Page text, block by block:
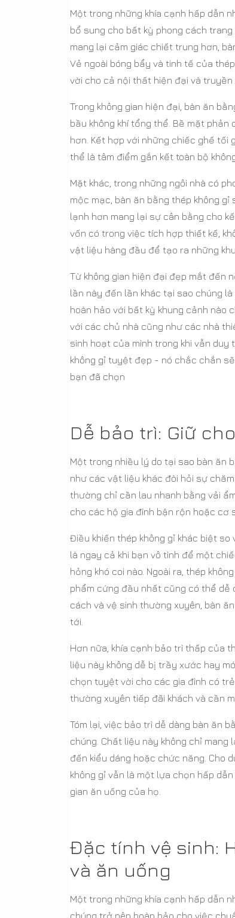
Một trong những khía cạnh hấp dẫn
bổ sung cho bất kỳ phong cách
mang lại cảm giác chiết trung hơn,
Vẻ ngoài bóng bẩy và tinh tế của
vời cho cả nội thất hiện đại và truyền
Trong không gian hiện đại, bàn ăn
bầu không khí tổng thể. Bề mặt phản
hơn. Kết hợp với những chiếc ghế tối
thể là tâm điểm gắn kết toàn bộ
Mặt khác, trong những ngôi nhà có
mộc mạc, bàn ăn bằng thép không
lạnh hơn mang lại sự cân bằng cho
vốn có trong việc tích hợp thiết kế,
vật liệu hàng đầu để tạo ra những
Từ không gian hiện đại đẹp mắt đến
lần này đến lần khác tại sao chúng
hoàn hảo với bất kỳ khung cảnh nào
với các chủ nhà cũng như các nhà
sinh hoạt của mình trong khi vẫn
không gỉ tuyệt đẹp - nó chắc chắn
bạn đã chọn
Dễ bảo trì: Giữ
Một trong nhiều lý do tại sao bàn ăn
như các vật liệu khác đòi hỏi sự
thường chỉ cần lau nhanh bằng vải
cho các hộ gia đình bận rộn hoặc cơ
Điều khiến thép không gỉ khác biệt
là ngay cả khi bạn vô tình để một
hỏng khó coi nào. Ngoài ra, thép
phẩm cứng đầu nhất cũng có thể dễ
cách và vệ sinh thường xuyên, bàn
tới.
Hơn nữa, khía cạnh bảo trì thấp của
liệu này không dễ bị trầy xước hay
chọn tuyệt vời cho các gia đình có
thường xuyên tiếp đãi khách và cần
Tóm lại, việc bảo trì dễ dàng bàn ăn
chúng. Chất liệu này không chỉ
đến kiểu dáng hoặc chức năng. Cho
không gỉ vẫn là một lựa chọn hấp
gian ăn uống của họ.
Đặc tính vệ sinh:
và ăn uống
Một trong những khía cạnh hấp dẫn
chúng trở nên hoàn hảo cho việc